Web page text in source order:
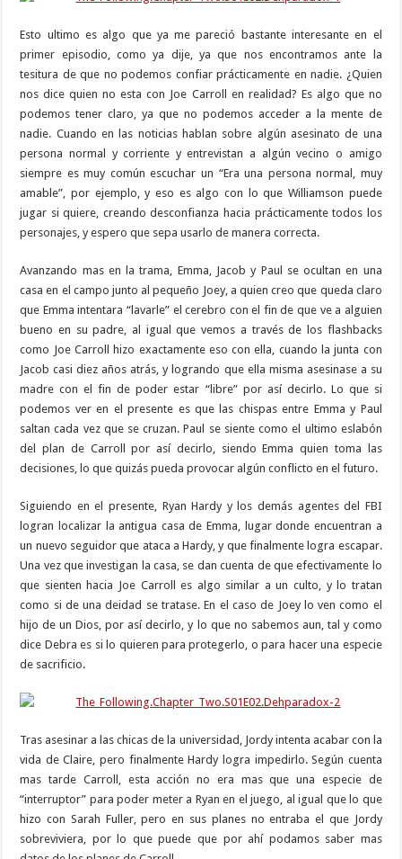
Esto ultimo es algo que ya me pareció bastante interesante en el
primer episodio, como ya dije, ya que nos encontramos ante la
tesitura de que no podemos confiar prácticamente en nadie. ¿Quien
nos dice quien no esta con Joe Carroll en realidad? Es algo que no
podemos tener claro, ya que no podemos acceder a la mente de
nadie. Cuando en las noticias hablan sobre algún asesinato de una
persona normal y corriente y entrevistan a algún vecino o amigo
siempre es muy común escuchar un “Era una persona normal, muy
amable”, por ejemplo, y eso es algo con lo que Williamson puede
jugar si quiere, creando desconfianza hacia prácticamente todos los
personajes, y espero que sepa usarlo de manera correcta.
Avanzando mas en la trama, Emma, Jacob y Paul se ocultan en una
casa en el campo junto al pequeño Joey, a quien creo que queda claro
que Emma intentara “lavarle” el cerebro con el fin de que ve a alguien
bueno en su padre, al igual que vemos a través de los flashbacks
como Joe Carroll hizo exactamente eso con ella, cuando la junta con
Jacob casi diez años atrás, y logrando que ella misma asesinase a su
madre con el fin de poder estar “libre” por así decirlo. Lo que si
podemos ver en el presente es que las chispas entre Emma y Paul
saltan cada vez que se cruzan. Paul se siente como el ultimo eslabón
del plan de Carroll por así decirlo, siendo Emma quien toma las
decisiones, lo que quizás pueda provocar algún conflicto en el futuro.
Siguiendo en el presente, Ryan Hardy y los demás agentes del FBI
logran localizar la antigua casa de Emma, lugar donde encuentran a
un nuevo seguidor que ataca a Hardy, y que finalmente logra escapar.
Una vez que investigan la casa, se dan cuenta de que efectivamente lo
que sienten hacia Joe Carroll es algo similar a un culto, y lo tratan
como si de una deidad se tratase. En el caso de Joey lo ven como el
hijo de un Dios, por así decirlo, y lo que no sabemos aun, tal y como
dice Debra es si lo quieren para protegerlo, o para hacer una especie
de sacrificio.
Tras asesinar a las chicas de la universidad, Jordy intenta acabar con la
vida de Claire, pero finalmente Hardy logra impedirlo. Según cuenta
mas tarde Carroll, esta acción no era mas que una especie de
“interruptor” para poder meter a Ryan en el juego, al igual que lo que
hizo con Sarah Fuller, pero en sus planes no entraba el que Jordy
sobreviviera, por lo que puede que por ahí podamos saber mas